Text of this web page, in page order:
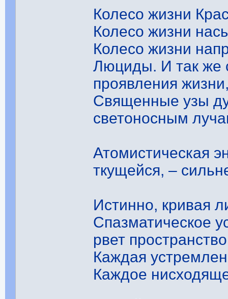
Колесо жизни
Колесо жизни
Колесо жизни
Люциды. И так же
проявления
Священные узы
светоносным
Атомистическая
ткущейся, –
Истинно, кривая
Спазматическое
рвет
Каждая
Каждое